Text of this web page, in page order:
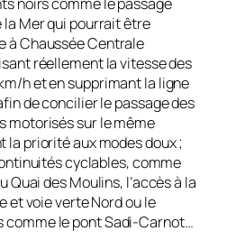
la Mer qui pourrait être
à Chaussée Centrale
réellement la vitesse des
h et en supprimant la ligne
de concilier le passage des
motorisés sur le même
la priorité aux modes doux ;
cyclables, comme
Quai des Moulins, l’accès à la
et voie verte Nord ou le
comme le pont Sadi-Carnot…